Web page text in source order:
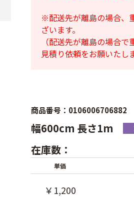
※配送先が離島の場合、
ざいます。
（配送先が離島の場合
見積り依頼をお願いたし
商品番号：0106006706882
幅600cm 長さ1m
在庫数：
単価
￥1,200